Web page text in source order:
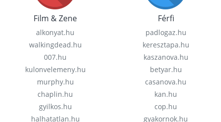
Film & Zene
alkonyat.hu
walkingdead.hu
007.hu
kulonvelemeny.hu
murphy.hu
chaplin.hu
gyilkos.hu
halhatatlan.hu
Férfi
padlogaz.hu
keresztapa.hu
kaszanova.hu
betyar.hu
casanova.hu
kan.hu
cop.hu
gyakornok.hu